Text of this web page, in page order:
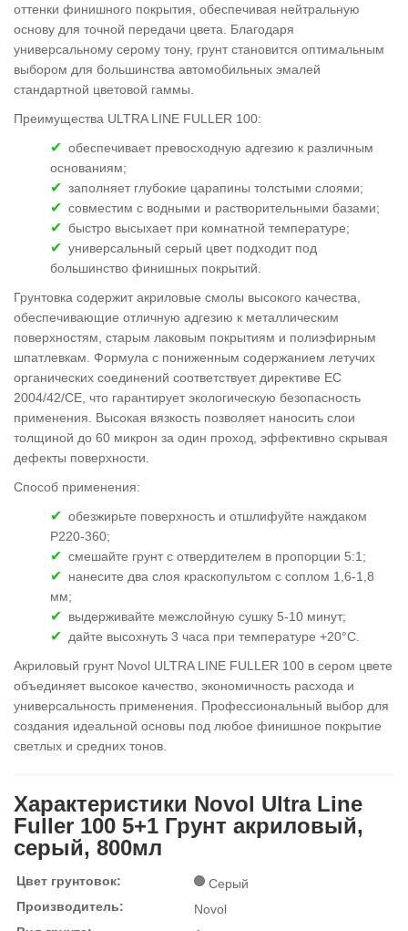
оттенки финишного покрытия, обеспечивая нейтральную
основу для точной передачи цвета. Благодаря
универсальному серому тону, грунт становится оптимальным
выбором для большинства автомобильных эмалей
стандартной цветовой гаммы.
Преимущества ULTRA LINE FULLER 100:
обеспечивает превосходную адгезию к различным
основаниям;
заполняет глубокие царапины толстыми слоями;
совместим с водными и растворительными базами;
быстро высыхает при комнатной температуре;
универсальный серый цвет подходит под
большинство финишных покрытий.
Грунтовка содержит акриловые смолы высокого качества,
обеспечивающие отличную адгезию к металлическим
поверхностям, старым лаковым покрытиям и полиэфирным
шпатлевкам. Формула с пониженным содержанием летучих
органических соединений соответствует директиве ЕС
2004/42/CE, что гарантирует экологическую безопасность
применения. Высокая вязкость позволяет наносить слои
толщиной до 60 микрон за один проход, эффективно скрывая
дефекты поверхности.
Способ применения:
обезжирьте поверхность и отшлифуйте наждаком
Р220-360;
смешайте грунт с отвердителем в пропорции 5:1;
нанесите два слоя краскопультом с соплом 1,6-1,8
мм;
выдерживайте межслойную сушку 5-10 минут;
дайте высохнуть 3 часа при температуре +20°С.
Акриловый грунт Novol ULTRA LINE FULLER 100 в сером цвете
объединяет высокое качество, экономичность расхода и
универсальность применения. Профессиональный выбор для
создания идеальной основы под любое финишное покрытие
светлых и средних тонов.
Характеристики Novol Ultra Line
Fuller 100 5+1 Грунт акриловый,
серый, 800мл
Цвет грунтовок:
Серый
Производитель:
Novol